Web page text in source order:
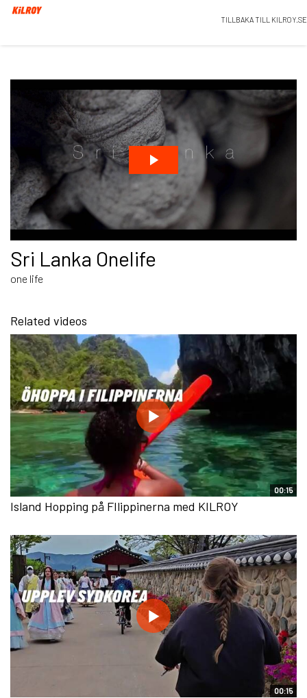
TILLBAKA TILL KILROY.SE
Sri Lanka Onelife
one life
Related videos
00:15
Island Hopping på FIlippinerna med KILROY
00:15